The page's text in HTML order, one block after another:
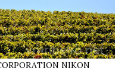
NIKON